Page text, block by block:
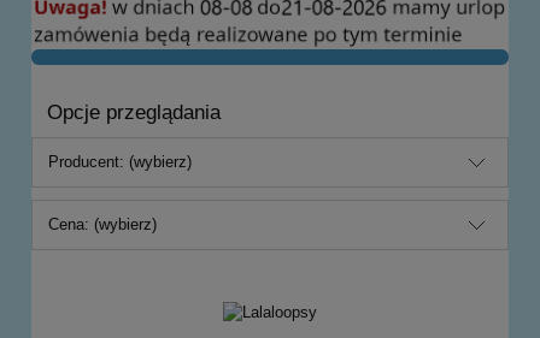
Opcje przeglądania
Producent: (wybierz)
Cena: (wybierz)